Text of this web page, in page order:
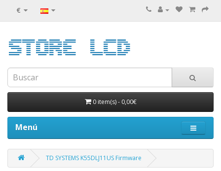
€
0 item(s)- 0,00€
Menú
TD SYSTEMS K55DLJ11US Firmware